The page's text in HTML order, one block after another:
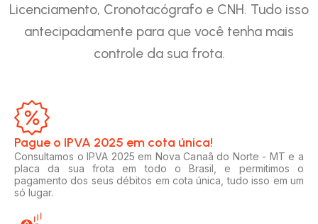
Licenciamento, Cronotacógrafo e CNH. Tudo isso
antecipadamente para que você tenha mais
controle da sua frota.
Pague o IPVA 2025 em cota única!​
Consultamos o IPVA 2025 em Nova Canaã do Norte - MT e a
placa da sua frota em todo o Brasil, e permitimos o
pagamento dos seus débitos em cota única, tudo isso em um
só lugar.